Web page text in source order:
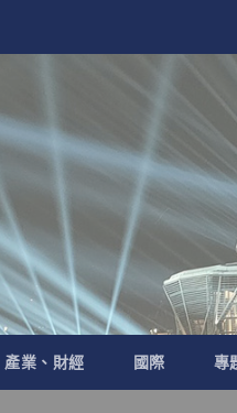
產業、財經 國際 專